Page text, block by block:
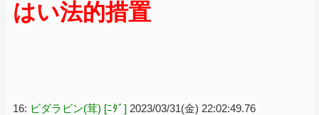
はい法的措置
16: ビダラビン(茸) [ﾆﾀﾞ] 2023/03/31(金) 22:02:49.76